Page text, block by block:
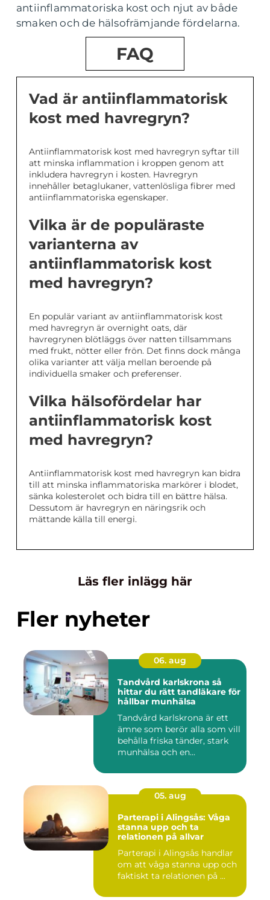
antiinflammatoriska kost och njut av både
smaken och de hälsofrämjande fördelarna.
FAQ
Vad är antiinflammatorisk
kost med havregryn?
Antiinflammatorisk kost med havregryn syftar till
att minska inflammation i kroppen genom att
inkludera havregryn i kosten. Havregryn
innehåller betaglukaner, vattenlösliga fibrer med
antiinflammatoriska egenskaper.
Vilka är de populäraste
varianterna av
antiinflammatorisk kost
med havregryn?
En populär variant av antiinflammatorisk kost
med havregryn är overnight oats, där
havregrynen blötläggs över natten tillsammans
med frukt, nötter eller frön. Det finns dock många
olika varianter att välja mellan beroende på
individuella smaker och preferenser.
Vilka hälsofördelar har
antiinflammatorisk kost
med havregryn?
Antiinflammatorisk kost med havregryn kan bidra
till att minska inflammatoriska markörer i blodet,
sänka kolesterolet och bidra till en bättre hälsa.
Dessutom är havregryn en näringsrik och
mättande källa till energi.
Läs fler inlägg här
Fler nyheter
06. aug
Tandvård karlskrona så
hittar du rätt tandläkare för
hållbar munhälsa
Tandvård karlskrona är ett
ämne som berör alla som vill
behålla friska tänder, stark
munhälsa och en...
05. aug
Parterapi i Alingsås: Våga
stanna upp och ta
relationen på allvar
Parterapi i Alingsås handlar
om att våga stanna upp och
faktiskt ta relationen på ...